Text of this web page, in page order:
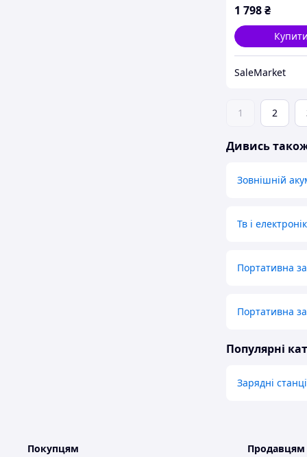
1 798₴
Купити
SaleMarket
1 2
Дивись
Зовнішній
Тв і
Портативна
Портативна
Популярні
Зарядні
Покупцям Продавцям